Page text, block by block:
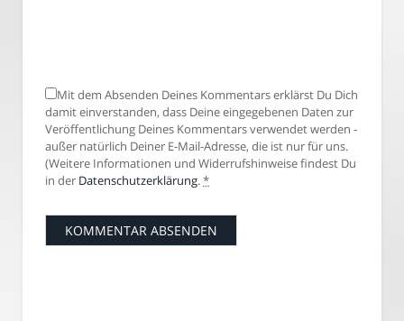
Mit dem Absenden Deines Kommentars erklärst Du Dich
damit einverstanden, dass Deine eingegebenen Daten zur
Veröffentlichung Deines Kommentars verwendet werden -
außer natürlich Deiner E-Mail-Adresse, die ist nur für uns.
(Weitere Informationen und Widerrufshinweise findest Du
in der Datenschutzerklärung. *